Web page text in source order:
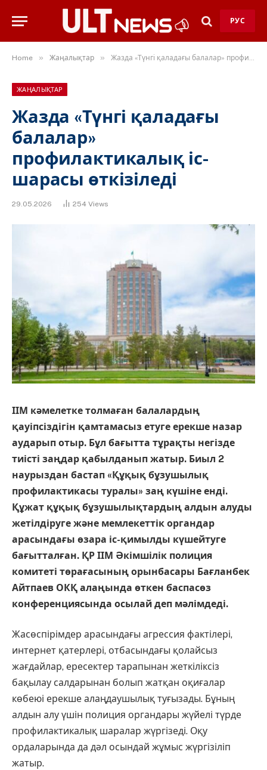
РУС
Home » Жаңалықтар » Жазда «Түнгі қаладағы балалар» профилактикалық іс-шарасы өткізіледі
ЖАҢАЛЫҚТАР
Жазда «Түнгі қаладағы
балалар»
профилактикалық іс-
шарасы өткізіледі
29.05.2026 254 Views
ІІМ кәмелетке толмаған балалардың
қауіпсіздігін қамтамасыз етуге ерекше назар
аударып отыр. Бұл бағытта тұрақты негізде
тиісті заңдар қабылданып жатыр. Биыл 2
наурыздан бастап «Құқық бұзушылық
профилактикасы туралы» заң күшіне енді.
Құжат құқық бұзушылықтардың алдын алуды
жетілдіруге және мемлекеттік органдар
арасындағы өзара іс-қимылды күшейтуге
бағытталған. ҚР ІІМ Әкімшілік полиция
комитеті төрағасының орынбасары Бағланбек
Айтпаев ОКҚ алаңында өткен баспасөз
конференциясында осылай деп мәлімдеді.
Жасөспірімдер арасындағы агрессия фактілері,
интернет қатерлері, отбасындағы қолайсыз
жағдайлар, ересектер тарапынан жеткіліксіз
бақылау салдарынан болып жатқан оқиғалар
көбеюі ерекше алаңдаушылық туғызады. Бұның
алдын алу үшін полиция органдары жүйелі түрде
профилактикалық шаралар жүргізеді. Оқу
ордаларында да дәл осындай жұмыс жүргізіліп
жатыр.